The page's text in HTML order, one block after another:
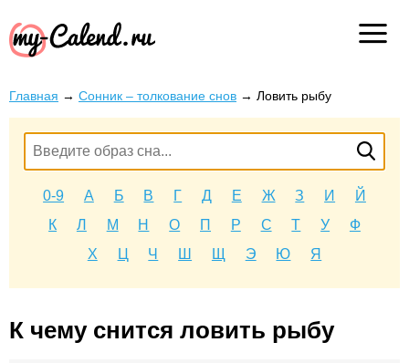
Главная → Сонник – толкование снов → Ловить рыбу
0-9 А Б В Г Д Е Ж З И
Й
К
Л М Н О П Р С Т У
Ф
Х
Ц Ч Ш Щ Э Ю Я
К чему снится ловить рыбу